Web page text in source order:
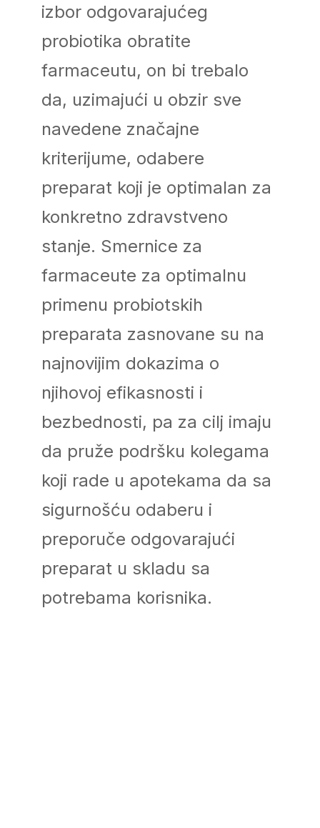
izbor odgovarajućeg
probiotika obratite
farmaceutu, on bi trebalo
da, uzimajući u obzir sve
navedene značajne
kriterijume, odabere
preparat koji je optimalan za
konkretno zdravstveno
stanje. Smernice za
farmaceute za optimalnu
primenu probiotskih
preparata zasnovane su na
najnovijim dokazima o
njihovoj efikasnosti i
bezbednosti, pa za cilj imaju
da pruže podršku kolegama
koji rade u apotekama da sa
sigurnošću odaberu i
preporuče odgovarajući
preparat u skladu sa
potrebama korisnika.